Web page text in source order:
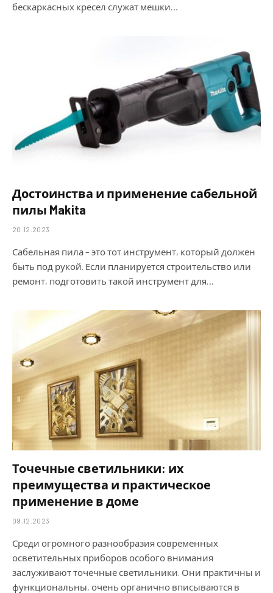
бескаркасных кресел служат мешки…
Достоинства и применение сабельной
пилы Makita
20.12.2023
Сабельная пила – это тот инструмент, который должен
быть под рукой. Если планируется строительство или
ремонт, подготовить такой инструмент для…
Точечные светильники: их
преимущества и практическое
применение в доме
09.12.2023
Среди огромного разнообразия современных
осветительных приборов особого внимания
заслуживают точечные светильники. Они практичны и
функциональны, очень органично вписываются в